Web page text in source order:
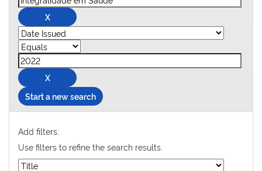
Start a new search
Add filters:
Use filters to refine the search results.